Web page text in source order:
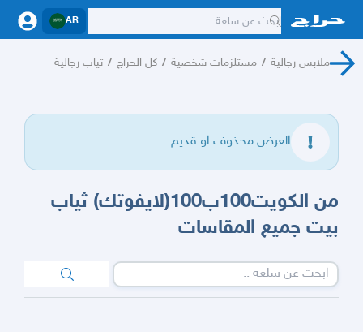
AR
ملابس رجالية / مستلزمات شخصية / كل الحراج / ثياب رجالية
العرض محذوف او قديم.
من الكويت100ب100(لايفوتك) ثياب
بيت جميع المقاسات